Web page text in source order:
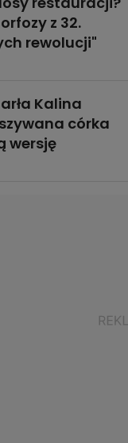
z 32.
rewolucji"
Kalina
córka
wersję